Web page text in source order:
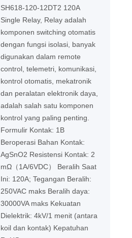
SH618-120-12DT2 120A
Single Relay, Relay adalah
komponen switching otomatis
dengan fungsi isolasi, banyak
digunakan dalam remote
control, telemetri, komunikasi,
kontrol otomatis, mekatronik
dan peralatan elektronik daya,
adalah salah satu komponen
kontrol yang paling penting.
Formulir Kontak: 1B
Beroperasi Bahan Kontak:
AgSnO2 Resistensi Kontak: 2
mΩ（1A/6VDC） Beralih Saat
Ini: 120A; Tegangan Beralih:
250VAC maks Beralih daya:
30000VA maks Kekuatan
Dielektrik: 4kV/1 menit (antara
koil dan kontak) Kepatuhan